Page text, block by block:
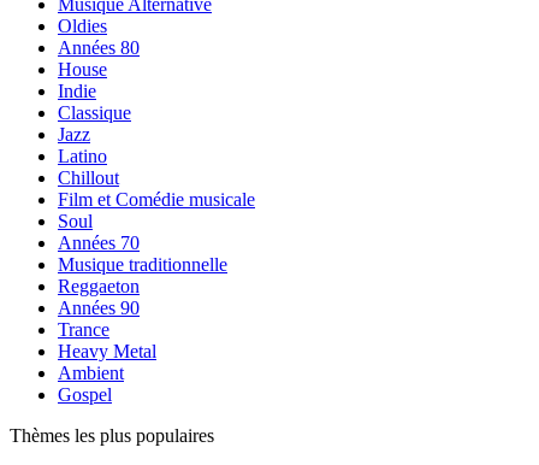
Musique Alternative
Oldies
Années 80
House
Indie
Classique
Jazz
Latino
Chillout
Film et Comédie musicale
Soul
Années 70
Musique traditionnelle
Reggaeton
Années 90
Trance
Heavy Metal
Ambient
Gospel
Thèmes les plus populaires